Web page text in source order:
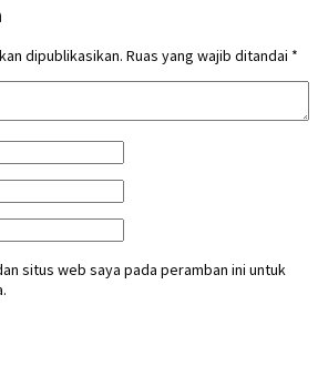
dipublikasikan. Ruas yang wajib ditandai *
situs web saya pada peramban ini untuk